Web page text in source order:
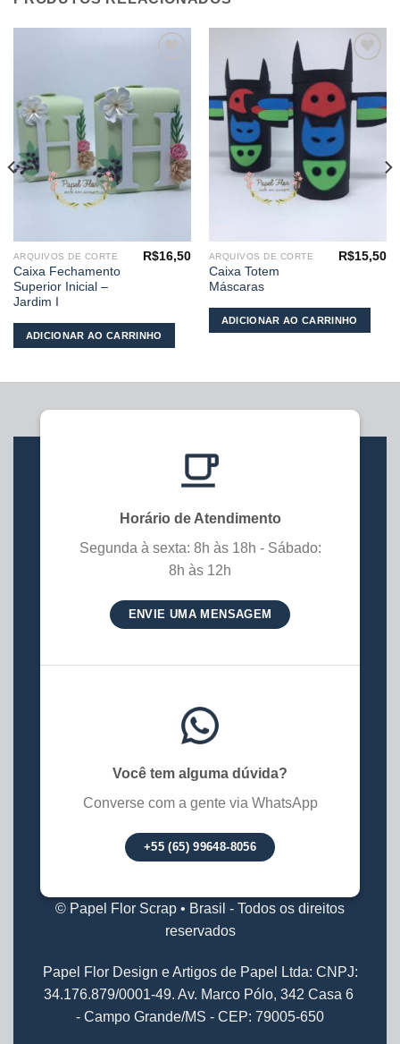
aos
meus
desejos
ARQUIVOS DE CORTE
Caixa Fechamento
Superior Inicial –
Jardim I
R$16,50
ADICIONAR AO CARRINHO
Adicionar
aos
meus
desejos
ARQUIVOS DE CORTE
Caixa Totem
Máscaras
R$15,50
ADICIONAR AO CARRINHO
Horário de Atendimento
Segunda à sexta: 8h às 18h - Sábado:
8h às 12h
ENVIE UMA MENSAGEM
Você tem alguma dúvida?
Converse com a gente via WhatsApp
+55 (65) 99648-8056
© Papel Flor Scrap • Brasil - Todos os direitos
reservados
Papel Flor Design e Artigos de Papel Ltda: CNPJ:
34.176.879/0001-49. Av. Marco Pólo, 342 Casa 6
- Campo Grande/MS - CEP: 79005-650